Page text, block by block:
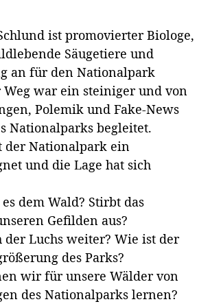
ist promovierter Biologe,
Säugetiere und
an für den Nationalpark
Weg war ein steiniger und von
Polemik und Fake-News
Nationalparks begleitet.
der Nationalpark ein
und die Lage hat sich
dem Wald? Stirbt das
Gefilden aus?
der Luchs weiter? Wie ist der
des Parks?
wir für unsere Wälder von
des Nationalparks lernen?